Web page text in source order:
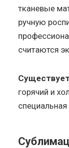
тканевые
ручную
считаются
горячий и
специальная